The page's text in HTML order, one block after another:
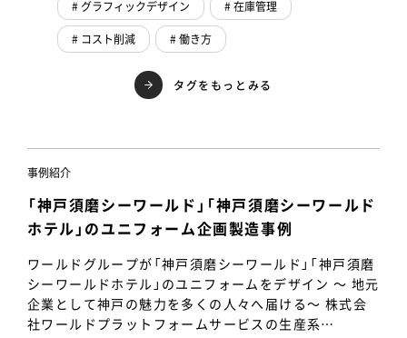
# グラフィックデザイン
# 在庫管理
# コスト削減
# 働き方
タグをもっとみる
事例紹介
「神戸須磨シーワールド」「神戸須磨シーワールド
ホテル」のユニフォーム企画製造事例
ワールドグループが「神戸須磨シーワールド」「神戸須磨
シーワールドホテル」のユニフォームをデザイン ～ 地元
企業として神戸の魅力を多くの人々へ届ける～ 株式会
社ワールドプラットフォームサービスの生産系…